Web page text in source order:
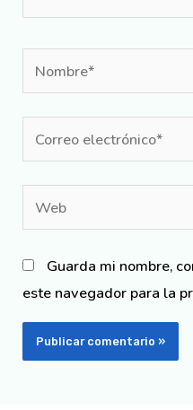
Guarda mi nombre,
este navegador para la